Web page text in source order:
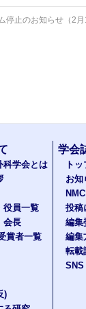
停止のお知らせ（2
科学会とは
役員一覧
会長
賞者一覧
)
学会
ト
お知
投稿
編集
編集
転載
SNS